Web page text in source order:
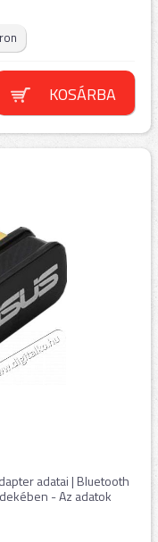
KOSÁRBA
adatai | Bluetooth
- Az adatok